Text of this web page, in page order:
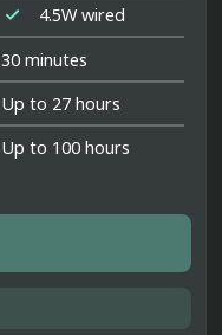

4.5W wired
30 minutes
Up to 27 hours
Up to 100 hours